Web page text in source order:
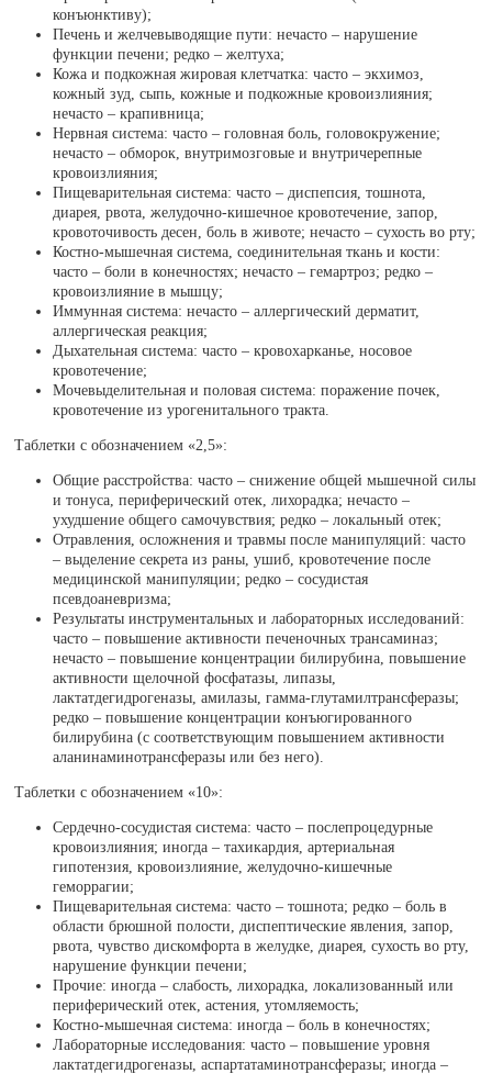
конъюнктиву);
Печень и желчевыводящие пути: нечасто – нарушение
функции печени; редко – желтуха;
Кожа и подкожная жировая клетчатка: часто – экхимоз,
кожный зуд, сыпь, кожные и подкожные кровоизлияния;
нечасто – крапивница;
Нервная система: часто – головная боль, головокружение;
нечасто – обморок, внутримозговые и внутричерепные
кровоизлияния;
Пищеварительная система: часто – диспепсия, тошнота,
диарея, рвота, желудочно-кишечное кровотечение, запор,
кровоточивость десен, боль в животе; нечасто – сухость во рту;
Костно-мышечная система, соединительная ткань и кости:
часто – боли в конечностях; нечасто – гемартроз; редко –
кровоизлияние в мышцу;
Иммунная система: нечасто – аллергический дерматит,
аллергическая реакция;
Дыхательная система: часто – кровохарканье, носовое
кровотечение;
Мочевыделительная и половая система: поражение почек,
кровотечение из урогенитального тракта.
Таблетки с обозначением «2,5»:
Общие расстройства: часто – снижение общей мышечной силы
и тонуса, периферический отек, лихорадка; нечасто –
ухудшение общего самочувствия; редко – локальный отек;
Отравления, осложнения и травмы после манипуляций: часто
– выделение секрета из раны, ушиб, кровотечение после
медицинской манипуляции; редко – сосудистая
псевдоаневризма;
Результаты инструментальных и лабораторных исследований:
часто – повышение активности печеночных трансаминаз;
нечасто – повышение концентрации билирубина, повышение
активности щелочной фосфатазы, липазы,
лактатдегидрогеназы, амилазы, гамма-глутамилтрансферазы;
редко – повышение концентрации конъюгированного
билирубина (с соответствующим повышением активности
аланинаминотрансферазы или без него).
Таблетки с обозначением «10»:
Сердечно-сосудистая система: часто – послепроцедурные
кровоизлияния; иногда – тахикардия, артериальная
гипотензия, кровоизлияние, желудочно-кишечные
геморрагии;
Пищеварительная система: часто – тошнота; редко – боль в
области брюшной полости, диспептические явления, запор,
рвота, чувство дискомфорта в желудке, диарея, сухость во рту,
нарушение функции печени;
Прочие: иногда – слабость, лихорадка, локализованный или
периферический отек, астения, утомляемость;
Костно-мышечная система: иногда – боль в конечностях;
Лабораторные исследования: часто – повышение уровня
лактатдегидрогеназы, аспартатаминотрансферазы; иногда –